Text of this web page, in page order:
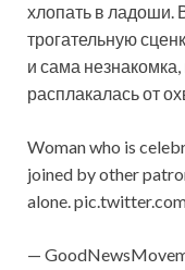
хлопать в ладоши.
трогательную
и сама
расплакалась от
Woman who is
joined by other
alone.
—